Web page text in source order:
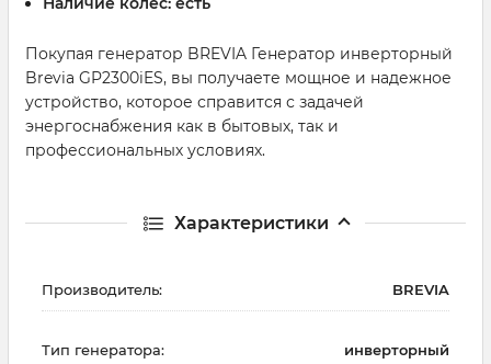
Покупая генератор BREVIA Генератор инверторный
Brevia GP2300iES, вы получаете мощное и надежное
устройство, которое справится с задачей
энергоснабжения как в бытовых, так и
профессиональных условиях.
Характеристики
Производитель: BREVIA
Тип генератора: инверторный